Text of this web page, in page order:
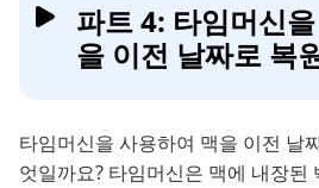
파트 4: 타임머신
을 이전 날짜로 복
타임머신을 사용하여 맥을 이전 날
엇일까요? 타임머신은 맥에 내장된